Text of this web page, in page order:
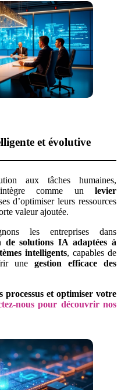
et évolutive
aux tâches humaines,
comme unlevier
d’optimiser leurs ressources
valeur ajoutée.
les entreprises dans
de solutions IA adaptées à
intelligents, capables de
une gestion efficace des
processus et optimiser votre
nous pour découvrir nos